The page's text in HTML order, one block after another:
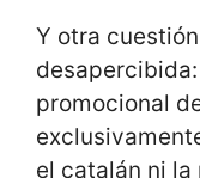
Y otra
promocional
el catalán ni